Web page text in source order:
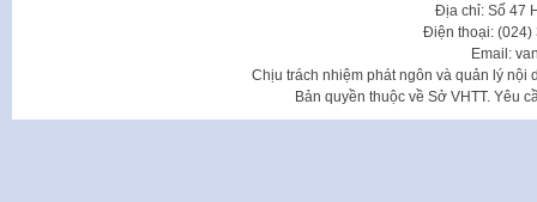
Địa chỉ: Số 47
Điện thoại: (024)
Email:
Chịu trách nhiệm phát ngôn và quản lý nội
Bản quyền thuộc về Sở VHTT. Yêu